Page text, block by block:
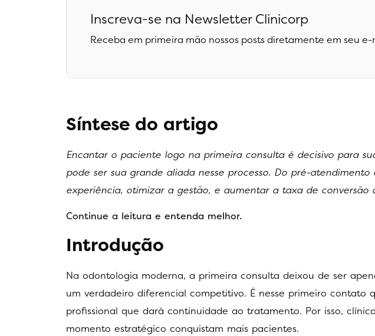
Inscreva-se na Newsletter Clinicorp
Receba em primeira mão nossos posts diretamente em seu e-
Síntese do artigo
Encantar o paciente logo na primeira consulta é decisivo para
pode ser sua grande aliada nesse processo. Do pré-
experiência, otimizar a gestão, e aumentar a taxa de
Continue a leitura e entenda melhor.
Introdução
Na odontologia moderna, a primeira consulta deixou de ser
um verdadeiro diferencial competitivo. É nesse primeiro contato
profissional que dará continuidade ao tratamento. Por isso,
momento estratégico conquistam mais pacientes.